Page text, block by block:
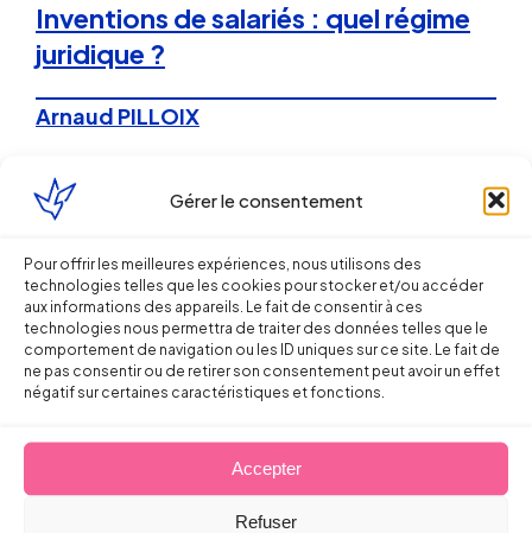
Gérer le consentement
Pour offrir les meilleures expériences, nous utilisons des
technologies telles que les cookies pour stocker et/ou accéder
aux informations des appareils. Le fait de consentir à ces
technologies nous permettra de traiter des données telles que le
comportement de navigation ou les ID uniques sur ce site. Le fait de
ne pas consentir ou de retirer son consentement peut avoir un effet
négatif sur certaines caractéristiques et fonctions.
Accepter
Refuser
Inventions de salariés : quel régime
juridique ?
Arnaud PILLOIX
30 octobre 2015
Droit de la Santé, sécurité au travail
Intelligence économique : la maîtrise
de la confidentialité des
informations détenues par le